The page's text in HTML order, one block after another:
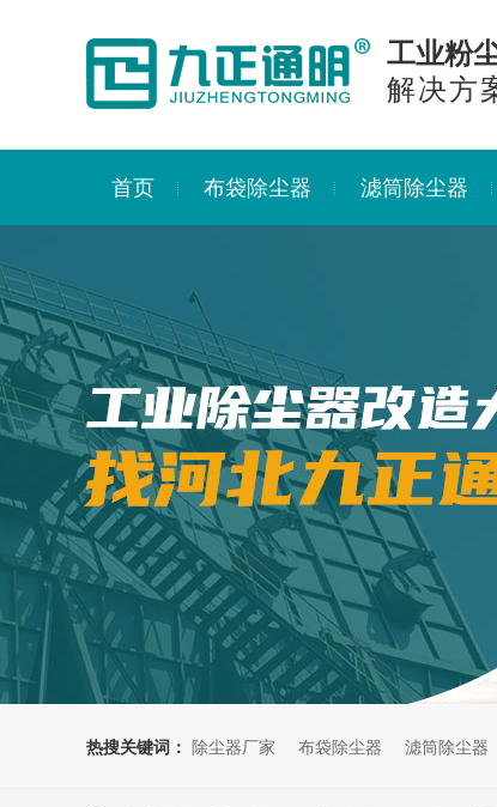
工业粉
解决方
首页 布袋除尘器 滤筒除尘器
热搜关键词： 除尘器厂家 布袋除尘器 滤筒除尘器